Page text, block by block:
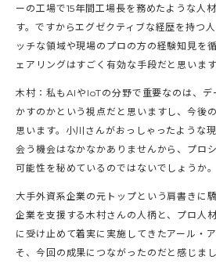
ーの工場で15年間工場長を務めたような人
す。ですからエグゼクティブな経歴を持つ
ッチな領域や現場のプロの方の経験知見を
ェアリングはすごく有効な手段だと思います
木村：私もAIやIoTの分野で重要なのは、
かすのかという視点だと思いますし、今後
思います。小川さんがおっしゃったような
会う機会はなかなかありませんから、プロ
可能性を秘めているのではないでしょうか。
大手外資系企業の元トップという肩書きに
企業を支援する木村さんの人柄と、プロ人
に受け止めて着実に実施してきたアール・
そ、今回の成果につながったのだと感じまし